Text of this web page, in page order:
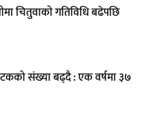
चितुवाको गतिविधि बढेपछि
संख्या बढ्दै : एक वर्षमा ३७